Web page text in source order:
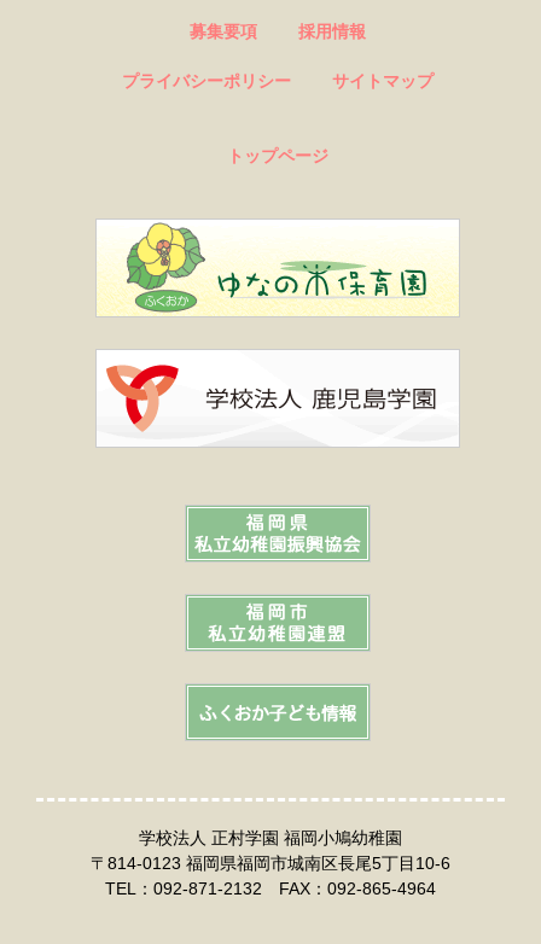
募集要項 採用情報
プライバシーポリシー サイトマップ
トップページ
学校法人 正村学園 福岡小鳩幼稚園
〒814-0123 福岡県福岡市城南区長尾5丁目10-6
TEL：092-871-2132 FAX：092-865-4964